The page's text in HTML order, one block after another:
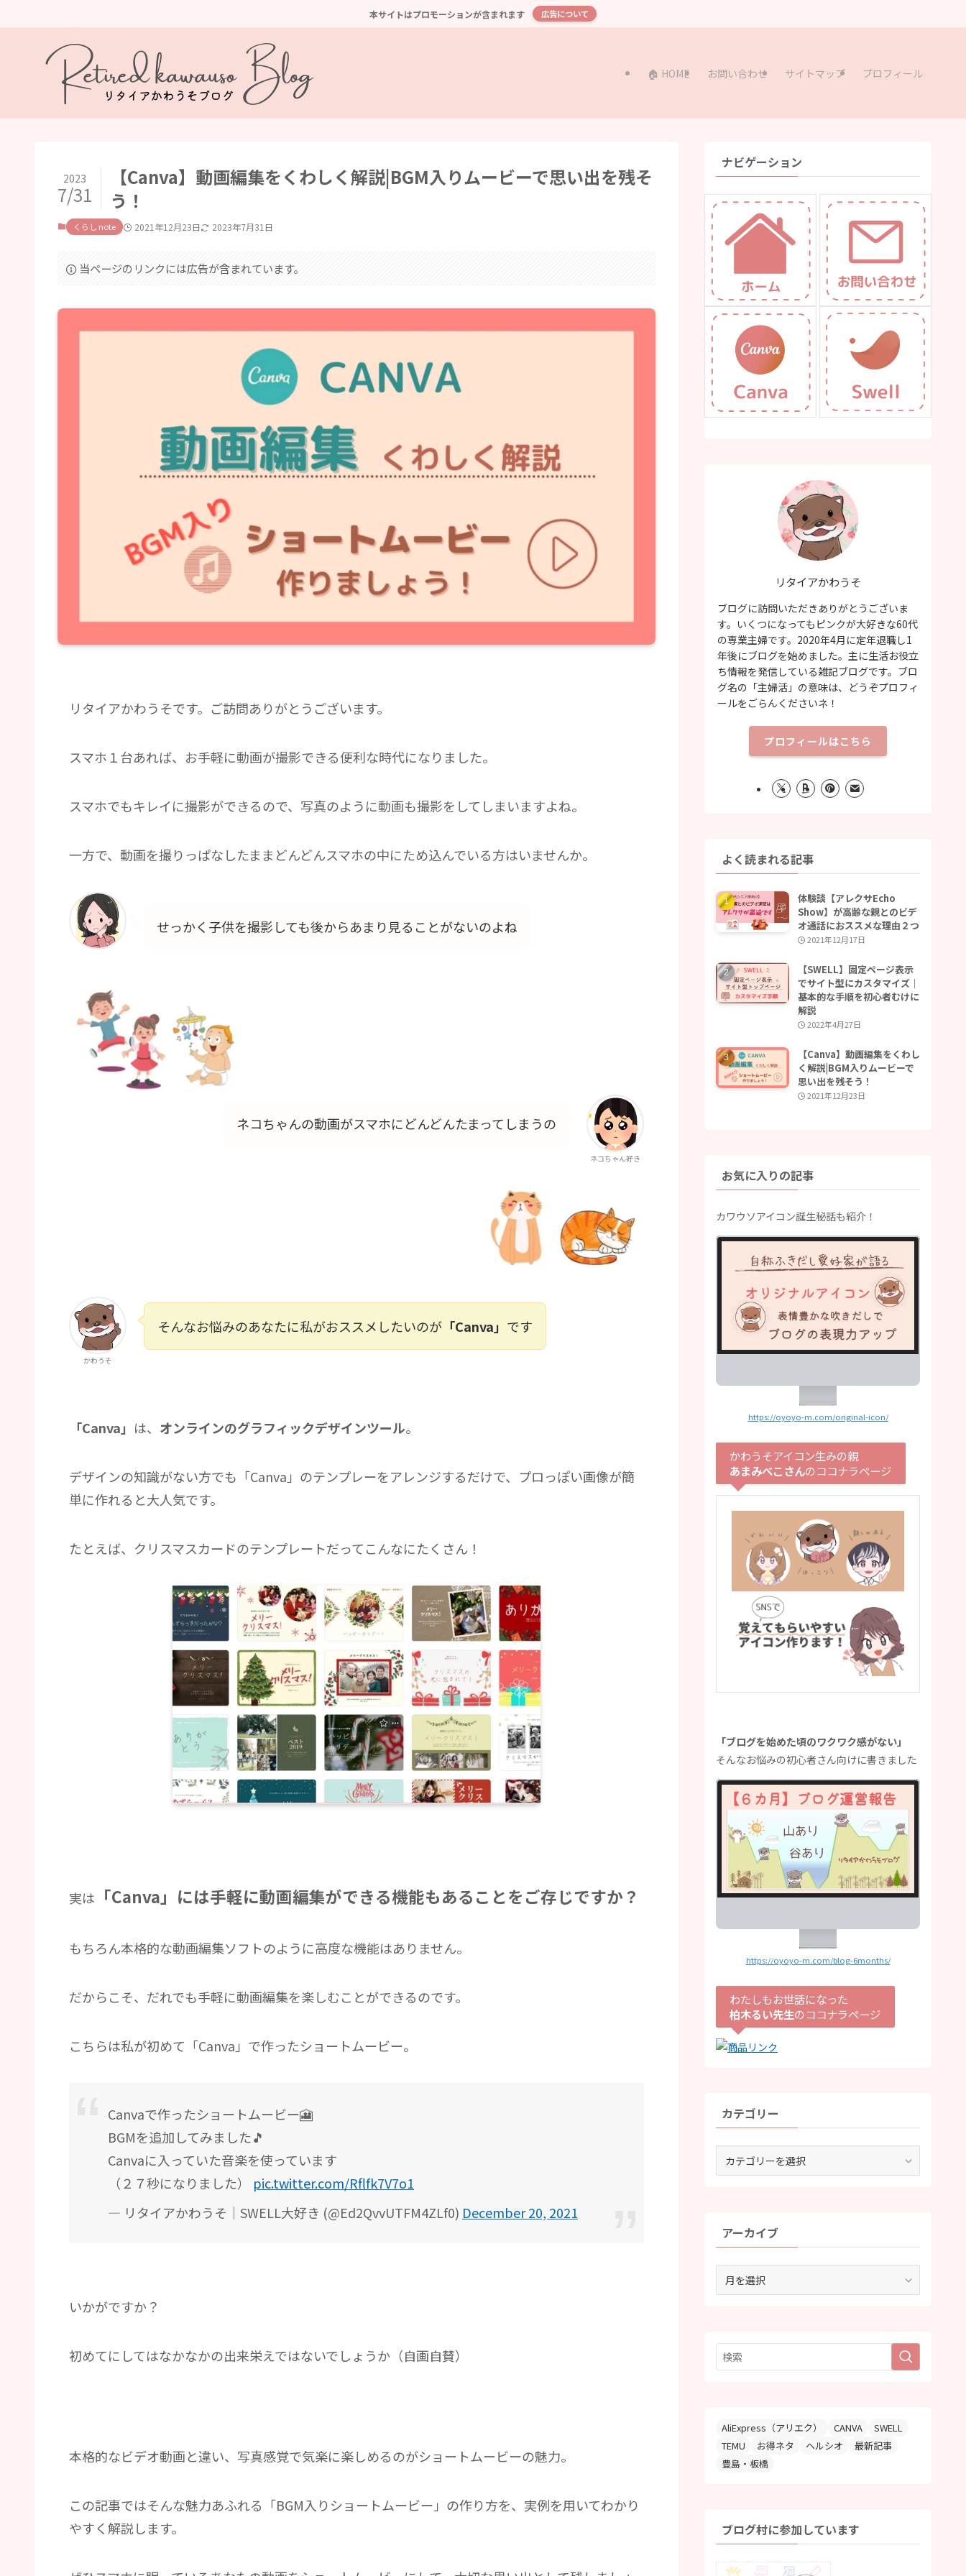
本サイトはプロモーションが含まれます 広告について
🏠 HOME お問い合わせ サイトマップ プロフィール
【Canva】動画編集をくわしく解説|BGM入りムービーで思い出を残そ
う！
2023
7/31
くらし note 2021年12月23日 2023年7月31日
当ページのリンクには広告が含まれています。
リタイアかわうそです。ご訪問ありがとうございます。
スマホ１台あれば、お手軽に動画が撮影できる便利な時代になりました。
スマホでもキレイに撮影ができるので、写真のように動画も撮影をしてしまいますよね。
一方で、動画を撮りっぱなしたままどんどんスマホの中にため込んでいる方はいませんか。
せっかく子供を撮影しても後からあまり見ることがないのよね
ネコちゃん好き
ネコちゃんの動画がスマホにどんどんたまってしまうの
かわうそ
そんなお悩みのあなたに私がおススメしたいのが 「Canva」 です
「Canva」 は、 オンラインのグラフィックデザインツール。
デザインの知識がない方でも「Canva」のテンプレーをアレンジするだけで、プロっぽい画像が簡
単に作れると大人気です。
たとえば、クリスマスカードのテンプレートだってこんなにたくさん！
実は 「Canva」には手軽に動画編集ができる機能もあることをご存じですか？
もちろん本格的な動画編集ソフトのように高度な機能はありません。
だからこそ、だれでも手軽に動画編集を楽しむことができるのです。
こちらは私が初めて「Canva」で作ったショートムービー。
Canvaで作ったショートムービー🎦
BGMを追加してみました🎵
Canvaに入っていた音楽を使っています
（２７秒になりました） pic.twitter.com/Rflfk7V7o1
— リタイアかわうそ｜SWELL大好き (@Ed2QvvUTFM4ZLf0) December 20, 2021
いかがですか？
初めてにしてはなかなかの出来栄えではないでしょうか（自画自賛）
本格的なビデオ動画と違い、写真感覚で気楽に楽しめるのがショートムービーの魅力。
この記事ではそんな魅力あふれる「BGM入りショートムービー」の作り方を、実例を用いてわかり
やすく解説します。
ナビゲーション
リタイアかわうそ
ブログに訪問いただきありがとうございま
す。いくつになってもピンクが大好きな60代
の専業主婦です。2020年4月に定年退職し1
年後にブログを始めました。主に生活お役立
ち情報を発信している雑記ブログです。ブロ
グ名の「主婦活」の意味は、どうぞプロフィ
ールをごらんくださいネ！
プロフィールはこちら
よく読まれる記事
体験談【アレクサEcho
Show】が高齢な親とのビデ
オ通話におススメな理由２つ
2021年12月17日
【SWELL】固定ページ表示
でサイト型にカスタマイズ｜
基本的な手順を初心者むけに
解説
2022年4月27日
【Canva】動画編集をくわし
く解説|BGM入りムービーで
思い出を残そう！
2021年12月23日
お気に入りの記事
カワウソアイコン誕生秘話も紹介！
https://oyoyo-m.com/original-icon/
かわうそアイコン生みの親
あまみべこさんのココナラページ
「ブログを始めた頃のワクワク感がない」
そんなお悩みの初心者さん向けに書きました
https://oyoyo-m.com/blog-6months/
わたしもお世話になった
柏木るい先生のココナラページ
カテゴリー
アーカイブ
AliExpress（アリエク） CANVA
SWELL
TEMU
お得ネタ ヘルシオ
最新記事
豊島・板橋
ブログ村に参加しています